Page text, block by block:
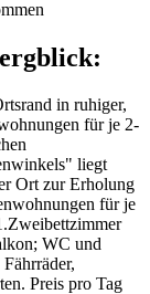
in ruhiger,
für je 2-
liegt
Ort zur Erholung
für je
WC und
Preis pro Tag